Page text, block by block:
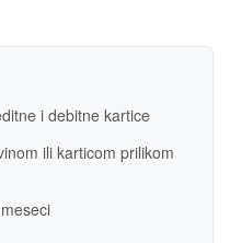
i debitne kartice
ili karticom prilikom